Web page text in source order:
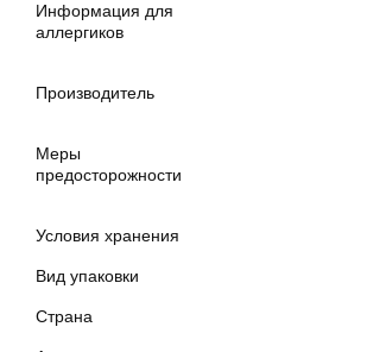
Информация для
аллергиков
Производитель
Меры
предосторожности
Условия хранения
Вид упаковки
Страна